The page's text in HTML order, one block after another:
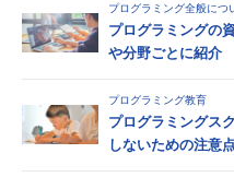
プログラミング全般につ
プログラミングの
や分野ごとに紹介
プログラミング教育
プログラミングス
しないための注意